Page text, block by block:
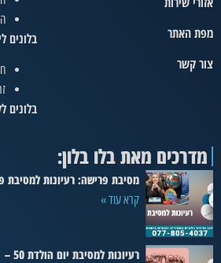
מפת האתר
צור קשר
בלונים
בלונים
מדרכים מאת בלו בלון:
מסיבת פרישה: רעיונות למסיבת
קרא עוד »
רעיונות למסיבת יום הולדת 50 – קישוטים וקונספטים מקוריים